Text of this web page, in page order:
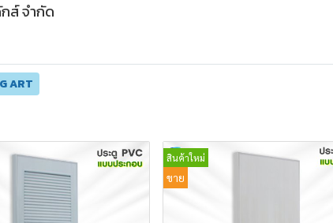
ส์ จำกัด
ART
สินค้าใหม่
ขาย